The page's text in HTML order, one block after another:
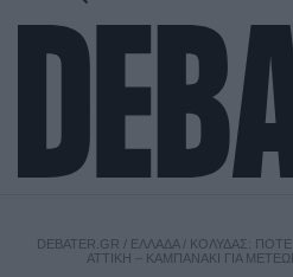
DEBATER.GR / ΕΛΛΑΔΑ/ ΚΟΛΥΔΆΣ:
ΑΤΤΙΚΉ – ΚΑΜΠΑΝΆΚΙ ΓΙΑ